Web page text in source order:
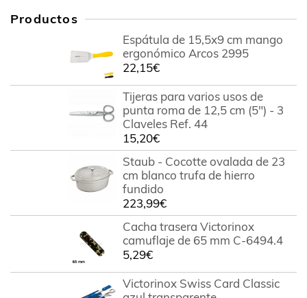
Productos
Espátula de 15,5x9 cm mango
ergonómico Arcos 2995
22,15€
Tijeras para varios usos de
punta roma de 12,5 cm (5") - 3
Claveles Ref. 44
15,20€
Staub - Cocotte ovalada de 23
cm blanco trufa de hierro
fundido
223,99€
Cacha trasera Victorinox
camuflaje de 65 mm C-6494.4
5,29€
Victorinox Swiss Card Classic